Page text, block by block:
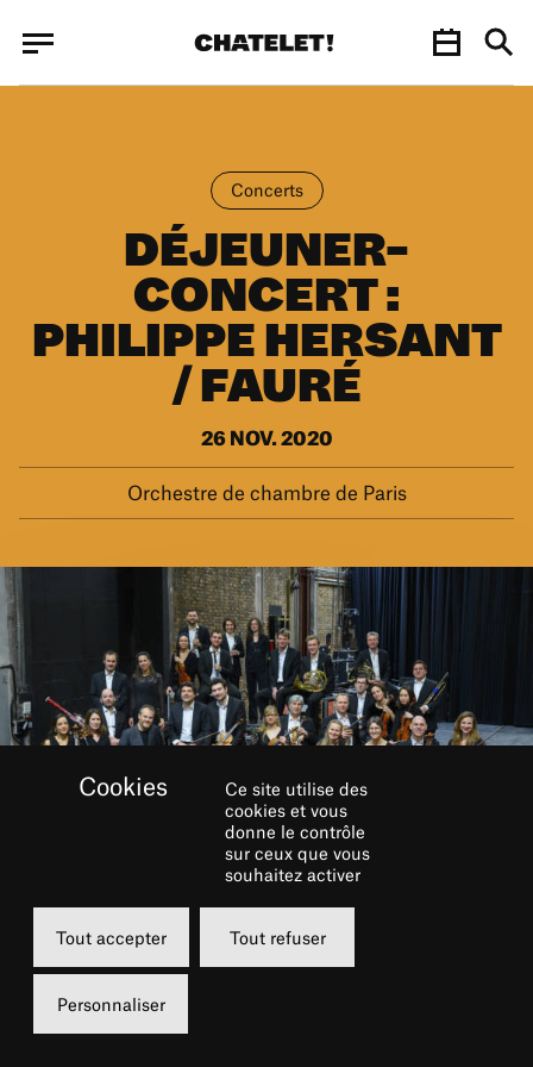
Concerts
DÉJEUNER-
CONCERT :
PHILIPPE HERSANT
/ FAURÉ
26 NOV. 2020
Orchestre de chambre de Paris
RÉSERVER
Ce site utilise des
cookies et vous
donne le contrôle
sur ceux que vous
souhaitez activer
Tout accepter Tout refuser
Personnaliser